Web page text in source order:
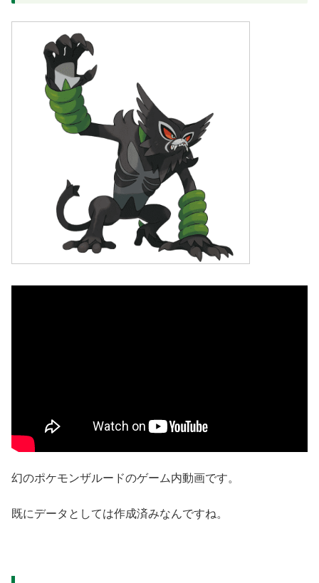
幻のポケモンザルードのゲーム内動画です。
既にデータとしては作成済みなんですね。